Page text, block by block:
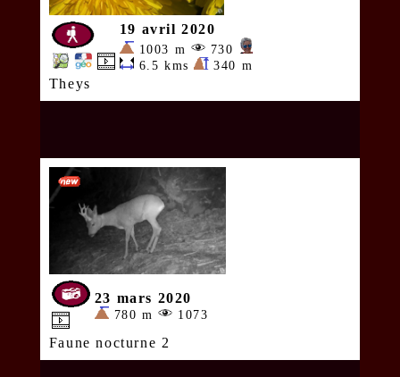
19 avril 2020
1003 m
730
6.5 kms
340 m
Theys
23 mars 2020
780 m 1073
Faune nocturne 2